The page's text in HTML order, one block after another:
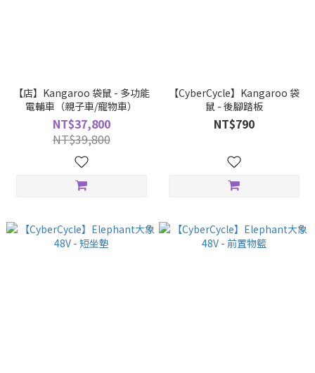
【店】Kangaroo 袋鼠 - 多功能
電輔車（親子車/寵物車）
NT$37,800
NT$39,800
【CyberCycle】Kangaroo 袋
鼠 - 後腳踏板
NT$790